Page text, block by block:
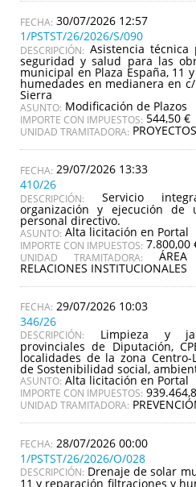
30/07/2026 12:57
1/PSTST/26/2026/S/090
DESCRIPCIÓN: Asistencia
seguridad y salud para las
municipal en Plaza España, 11
humedades en medianera en
Sierra
ASUNTO: Modificación de Plazos
IMPORTE CON IMPUESTOS: 544,50 €
UNIDAD TRAMITADORA:
29/07/2026 13:33
410/26
DESCRIPCIÓN: Servicio
organización y ejecución
personal directivo.
ASUNTO: Alta licitación en Portal
IMPORTE CON IMPUESTOS: 7.800,00
UNIDAD TRAMITADORA:
RELACIONES INSTITUCIONALES
29/07/2026 10:03
346/26
DESCRIPCIÓN: Limpieza y
provinciales de Diputación,
localidades de la zona
de Sostenibilidad social,
ASUNTO: Alta licitación en Portal
IMPORTE CON IMPUESTOS:
UNIDAD TRAMITADORA:
28/07/2026 00:00
1/PSTST/26/2026/O/028
DESCRIPCIÓN: Drenaje de solar
11 y reparación filtraciones y